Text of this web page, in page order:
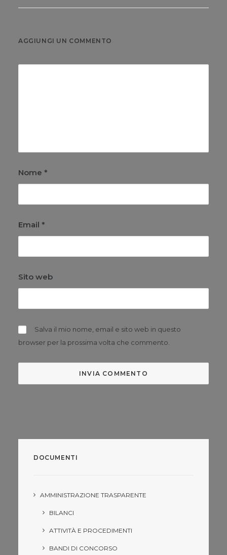
AGGIUNGI UN COMMENTO
Nome *
Email *
Sito web
Salva il mio nome, email e sito web in questo
browser per la prossima volta che commento.
DOCUMENTI
AMMINISTRAZIONE TRASPARENTE
BILANCI
ATTIVITÀ E PROCEDIMENTI
BANDI DI CONCORSO